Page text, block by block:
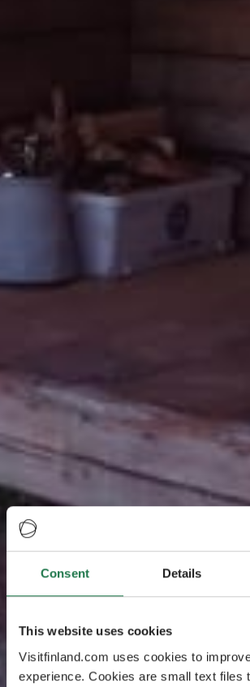
Consent Details
This website uses cookies
Visitfinland.com uses cookies to
experience. Cookies are small text files